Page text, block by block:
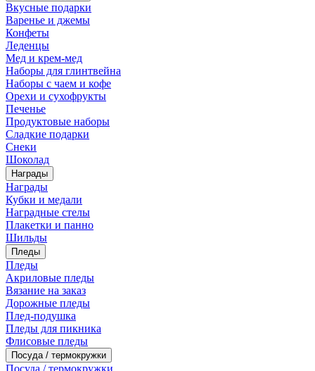
Вкусные подарки
Варенье и джемы
Конфеты
Леденцы
Мед и крем-мед
Наборы для глинтвейна
Наборы с чаем и кофе
Орехи и сухофрукты
Печенье
Продуктовые наборы
Сладкие подарки
Снеки
Шоколад
Награды
Награды
Кубки и медали
Наградные стелы
Плакетки и панно
Шильды
Пледы
Пледы
Акриловые пледы
Вязание на заказ
Дорожные пледы
Плед-подушка
Пледы для пикника
Флисовые пледы
Посуда / термокружки
Посуда / термокружки